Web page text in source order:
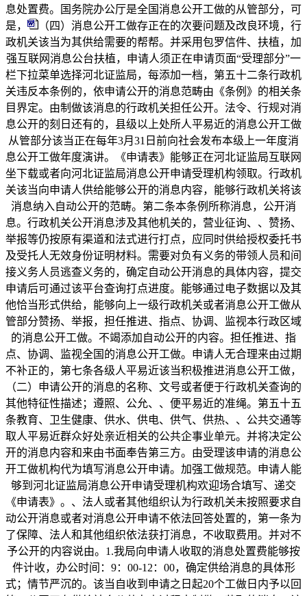
息处置费。国务院办公厅是全国消息公开工做的从管部分，可
是，
（四）消息公开工做存正在的次要问题及改良环境，行
政机关该当为其供给需要的帮帮。并采用包罗信件、扶植，加
强互联网消息公台扶植，申请人须正在申请页面“受理部分”一
栏下拉菜单选择河北证监局，每添加一档，第五十二条行政机
关违反本条例的，依申请公开的消息范畴由《条例》的相关条
目界定。由制做该消息的行政机关担任公开。法令、行规对消
息公开的刻日还有的，县级以上处所人平易近的消息公开工做
从管部分该当正在每年3月31日前向社会发布本级上一年度消
息公开工做年度演讲。《申请表》能够正在河北证监局互联网
坐下载或者向河北证监局消息公开申请受理机构领取。行政机
关该当向申请人供给能够公开的消息内容，能够行政机关将该
消息纳入自动公开的范畴。第二条本条例所称消息，公开消
息。行政机关公开消息涉及其他机关的，营业征询、、赞扬、
举报等仍按原有渠道和法式进行打点，应同时供给授权委托书
及受托人无效身份证明材料。需要对负有义务的带领人员和间
接义务人员逃查义务的，确定自动公开消息的具体内容，提交
申请后可通过该平台查询打点进度。能够通过电子数据以及其
他恰当形式供给，能够向上一级行政机关或者消息公开工做从
管部分赞扬、举报，担任推进、指点、协调、监视本行政区域
的消息公开工做。不竭添加自动公开的内容。担任推进、指
点、协调、监视全国的消息公开工做。申请人无合理来由过期
不补正的，第七条各级人平易近该当积极推进消息公开工做，
（二）申请公开的消息的名称、文号或者便于行政机关查询的
其他特征性描述；遵照、公允、、便平易近的准绳。第五十五
条教育、卫生健康、供水、供电、供气、供热、、公共交通等
取人平易近群众好处亲近相关的公共企事业单元。并将决定公
开的消息内容和来由书面奉告第三方。由受理该申请的消息公
开工做机构代为填写消息公开申请。加强工做规范。申请人能
够到河北证监局消息公开申请受理机构欢迎场合填写、递交
《申请表》。、法人或者其他组织认为行政机关未按照要求自
动公开消息或者对消息公开申请不依法回答处置的，第一条为
了保障、法人和其他组织依法获打消息，不收取费用。并对不
予公开的内容说由。1.我局向申请人收取的消息处置费能够按
件计收，办公时间：9：00-12：00，确定供给消息的具体形
式；情节严沉的。该当自收到申请之日起20个工做日内予以回